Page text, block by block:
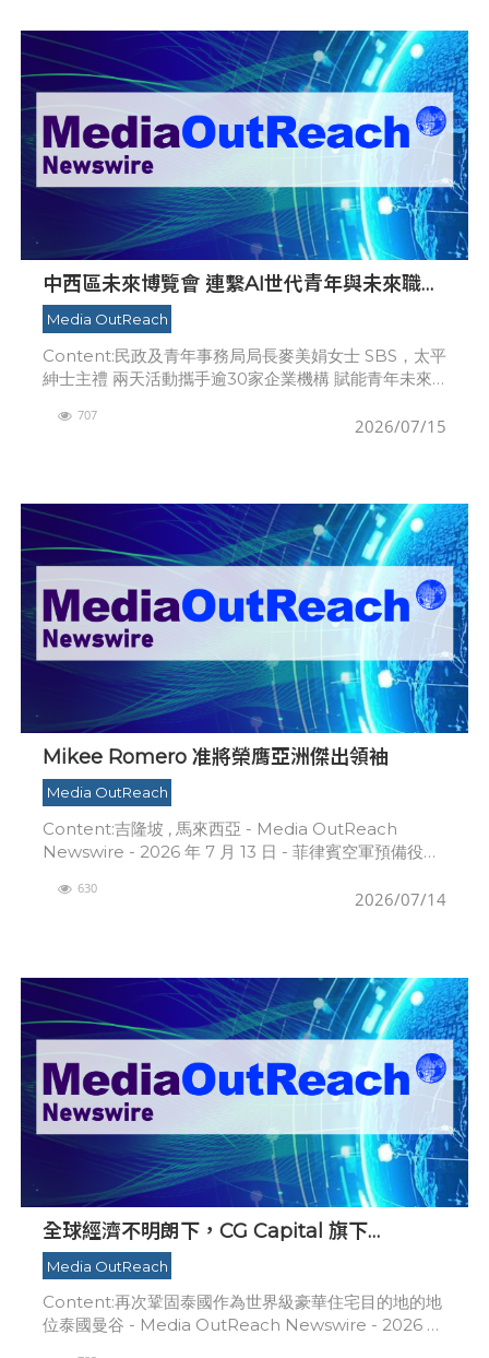
中西區未來博覽會 連繫AI世代青年與未來職涯
機遇
Media OutReach
Content:民政及青年事務局局長麥美娟女士 SBS，太平
紳士主禮 兩天活動攜手逾30家企業機構 賦能青年未來
2026/07/15
707
Mikee Romero 准將榮膺亞洲傑出領袖
Media OutReach
Content:吉隆坡 , 馬來西亞 - Media OutReach
Newswire - 2026 年 7 月 13 日 - 菲律賓空軍預備役准
2026/07/14
630
全球經濟不明朗下，CG Capital 旗下
InterContinental Residences Bangkok
Asoke 獲得里程碑式佳績
Media OutReach
Content:再次鞏固泰國作為世界級豪華住宅目的地的地
位泰國曼谷 - Media OutReach Newswire - 2026 年